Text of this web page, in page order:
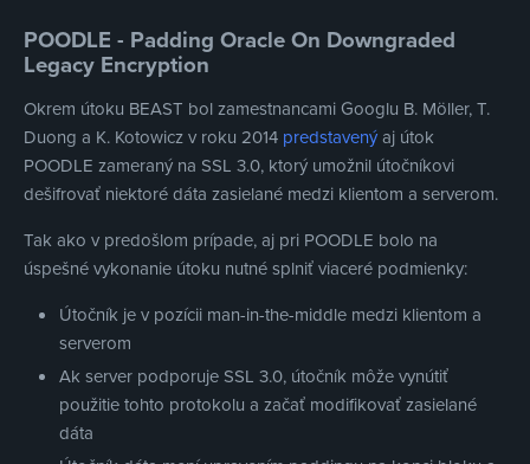
POODLE - Padding Oracle On Downgraded
Legacy Encryption
Okrem útoku BEAST bol zamestnancami Googlu B. Möller, T.
Duong a K. Kotowicz v roku 2014 predstavenýaj útok
POODLE zameraný na SSL 3.0, ktorý umožnil útočníkovi
dešifrovať niektoré dáta zasielané medzi klientom a serverom.
Tak ako v predošlom prípade, aj pri POODLE bolo na
úspešné vykonanie útoku nutné splniť viaceré podmienky:
Útočník je v pozícii man-in-the-middle medzi klientom a
serverom
Ak server podporuje SSL 3.0, útočník môže vynútiť
použitie tohto protokolu a začať modifikovať zasielané
dáta